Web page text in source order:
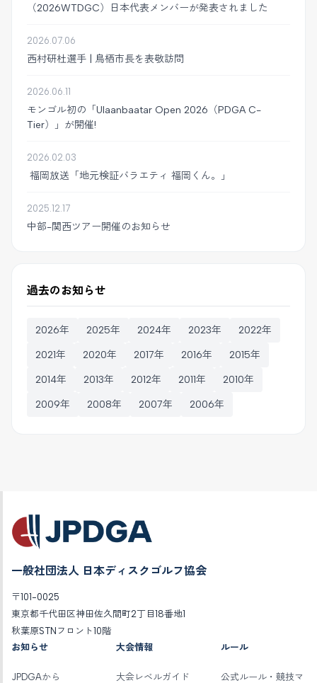
（2026WTDGC）日本代表メンバーが発表されました
2026.07.06
西村研杜選手 | 鳥栖市長を表敬訪問
2026.06.11
モンゴル初の「Ulaanbaatar Open 2026（PDGA C-
Tier）」が開催!
2026.02.03
福岡放送「地元検証バラエティ 福岡くん。」
2025.12.17
中部-関西ツアー開催のお知らせ
過去のお知らせ
2026年 2025年 2024年 2023年 2022年
2021年 2020年 2017年 2016年 2015年
2014年 2013年 2012年 2011年 2010年
2009年 2008年 2007年 2006年
一般社団法人 日本ディスクゴルフ協会
〒101-0025
東京都千代田区神田佐久間町2丁目18番地1
秋葉原STNフロント10階
お知らせ
JPDGAから
大会情報
大会レベルガイド
ルール
公式ルール・競技マ